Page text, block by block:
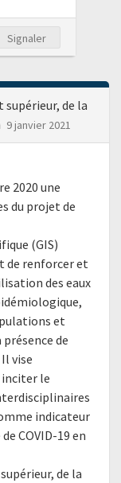
Signaler
de la
9 janvier 2021
2020 une
du projet de
(GIS)
de renforcer et
des eaux
et
de
vise
le
indicateur
COVID-19 en
de la